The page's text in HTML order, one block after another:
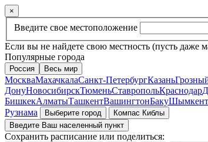
×
Введите свое местоположение
Если вы не найдете свою местность (пусть
Популярные города
Россия Весь мир
МоскваМахачкалаСанкт-ПетербургКазань
ДонуНовосибирскТюменьСтавропольКраснодар
БишкекАлматыТашкентВашингтонБакуШымкент
Рузнама
Выберите город
Компас Киблы
Введите Ваш населенный пункт
Сохранить расписание или поделиться: